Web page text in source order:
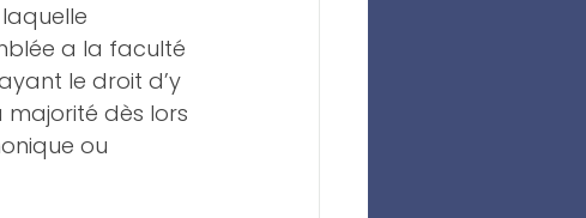
a la faculté
le droit d’y
dès lors
ou